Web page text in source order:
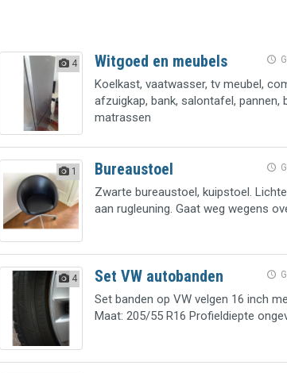
4 Witgoed en meubels
Koelkast, vaatwasser, tv meubel,
afzuigkap, bank, salontafel, pannen,
matrassen
1 Bureaustoel
Zwarte bureaustoel, kuipstoel.
aan rugleuning. Gaat weg wegens
4 Set VW autobanden
Set banden op VW velgen 16 inch
Maat: 205/55 R16 Profieldiepte